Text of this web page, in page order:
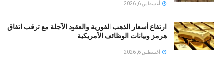
أغسطس 6, 2026
ارتفاع أسعار الذهب الفورية والعقود الآجلة مع ترقب اتفاق
هرمز وبيانات الوظائف الأمريكية
أغسطس 6, 2026